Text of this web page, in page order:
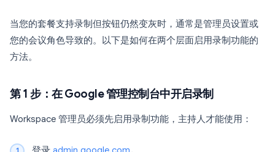
当您的套餐支持录制但按钮仍然变灰时，通常是管理员设置或
您的会议角色导致的。以下是如何在两个层面启用录制功能的
方法。
第 1 步：在 Google 管理控制台中开启录制
Workspace 管理员必须先启用录制功能，主持人才能使用：